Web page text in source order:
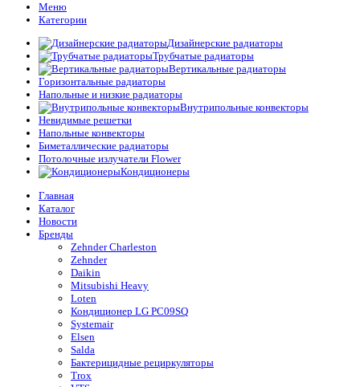
Меню
Категории
Дизайнерские радиаторы
Трубчатые радиаторы
Вертикальные радиаторы
Горизонтальные радиаторы
Напольные и низкие радиаторы
Внутрипольные конвекторы
Невидимые решетки
Напольные конвекторы
Биметаллические радиаторы
Потолочные излучатели Flower
Кондиционеры
Главная
Каталог
Новости
Бренды
Zehnder Charleston
Zehnder
Daikin
Mitsubishi Heavy
Loten
Кондиционер LG PC09SQ
Systemair
Elsen
Salda
Бактерицидные рециркуляторы
Trox